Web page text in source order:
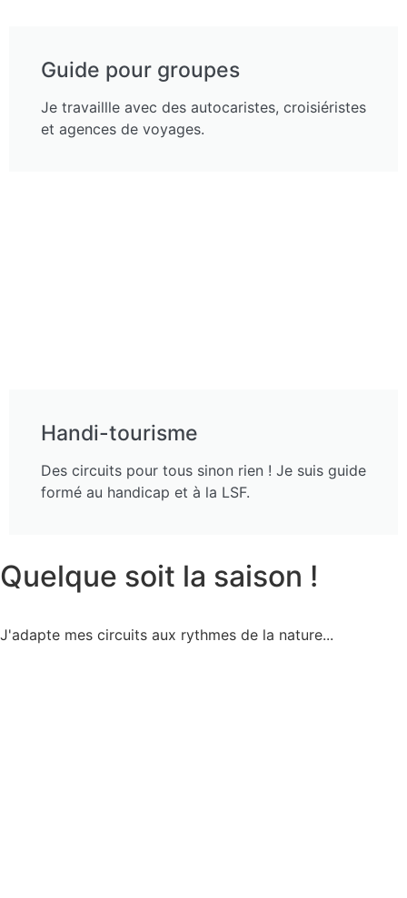
Guide pour groupes
Je travaillle avec des autocaristes, croisiéristes
et agences de voyages.
Handi-tourisme
Des circuits pour tous sinon rien ! Je suis guide
formé au handicap et à la LSF.
Quelque soit la saison !
J'adapte mes circuits aux rythmes de la nature...